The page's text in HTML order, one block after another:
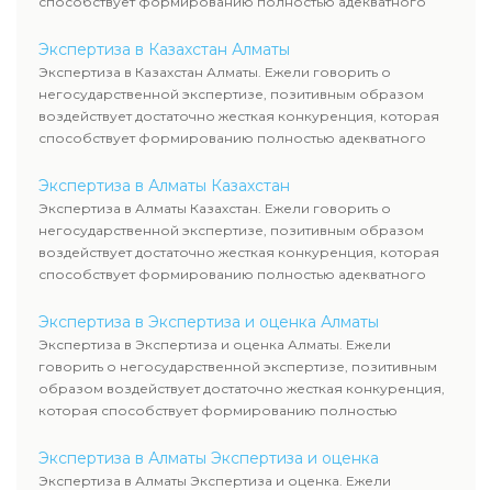
Экспертиза в Казахстан Алматы
Экспертиза в Казахстан Алматы. Ежели говорить о
негосударственной экспертизе, позитивным образом
воздействует достаточно жесткая конкуренция, которая
способствует формированию полностью адекватного
Экспертиза в Алматы Казахстан
Экспертиза в Алматы Казахстан. Ежели говорить о
негосударственной экспертизе, позитивным образом
воздействует достаточно жесткая конкуренция, которая
способствует формированию полностью адекватного
Экспертиза в Экспертиза и оценка Алматы
Экспертиза в Экспертиза и оценка Алматы. Ежели
говорить о негосударственной экспертизе, позитивным
образом воздействует достаточно жесткая конкуренция,
которая способствует формированию полностью
Экспертиза в Алматы Экспертиза и оценка
Экспертиза в Алматы Экспертиза и оценка. Ежели